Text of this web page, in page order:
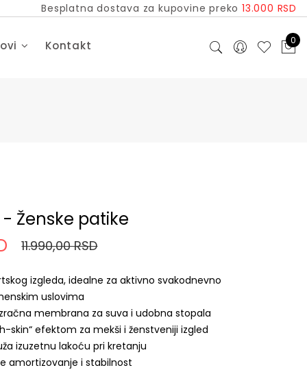
Besplatna dostava za kupovine preko 13.000 RSD
Kontakt 0
- Ženske patike
11.990,00 RSD
izgleda, idealne za aktivno svakodnevno
uslovima
membrana za suva i udobna stopala
skin“ efektom za mekši i ženstveniji izgled
izuzetnu lakoću pri kretanju
amortizovanje i stabilnost